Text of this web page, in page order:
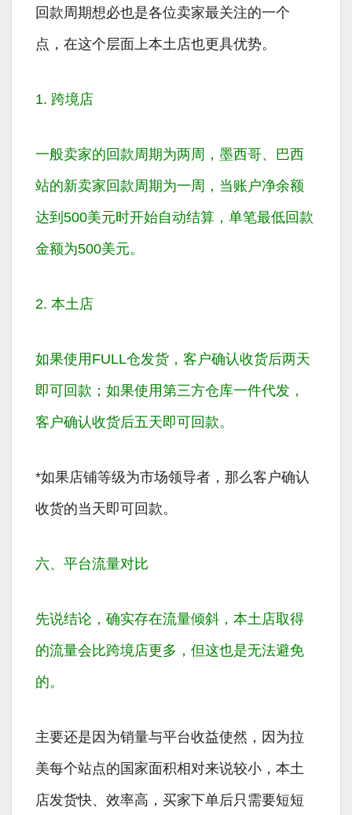
回款周期想必也是各位卖家最关注的一个
点，在这个层面上本土店也更具优势。
1. 跨境店
一般卖家的回款周期为两周 ，墨西哥、巴西
站的新卖家回款周期为一周，当账户净余额
达到 500美元时开始自动结算，单笔最低回款
金额为500美元。
2. 本土店
如果使用FULL仓发货，客户确认收货后两天
即可回款；如果使用第三方仓库一件代发，
客户确认收货后五天即可回款。
*如果店铺等级为市场领导者，那么客户确认
收货的当天即可回款。
六、平台流量对比
先说结论，确实存在流量倾斜， 本土店取得
的流量会比跨境店更多 ，但这也是无法避免
的。
主要还是因为销量与平台收益使然，因为拉
美每个站点的国家面积相对来说较小，本土
店发货快、效率高，买家下单后只需要短短